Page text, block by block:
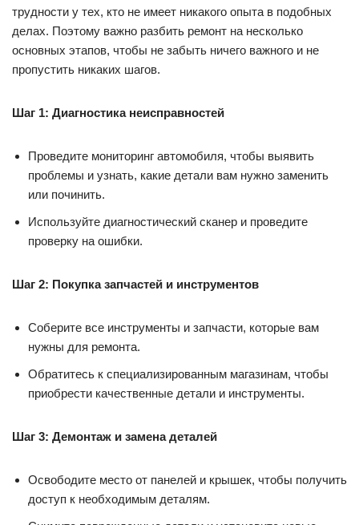
трудности у тех, кто не имеет никакого опыта в подобных
делах. Поэтому важно разбить ремонт на несколько
основных этапов, чтобы не забыть ничего важного и не
пропустить никаких шагов.
Шаг 1: Диагностика неисправностей
Проведите мониторинг автомобиля, чтобы выявить
проблемы и узнать, какие детали вам нужно заменить
или починить.
Используйте диагностический сканер и проведите
проверку на ошибки.
Шаг 2: Покупка запчастей и инструментов
Соберите все инструменты и запчасти, которые вам
нужны для ремонта.
Обратитесь к специализированным магазинам, чтобы
приобрести качественные детали и инструменты.
Шаг 3: Демонтаж и замена деталей
Освободите место от панелей и крышек, чтобы получить
доступ к необходимым деталям.